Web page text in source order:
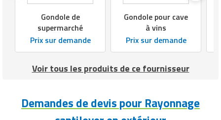
Ustensile de cuisine
Vaisselle restaurant
Vitrines réfrigérées
Gondole de
supermarché
Prix sur demande
Gondole pour cave
à vins
Prix sur demande
Voir tous les produits de ce fournisseur
Demandes de devis pour Rayonnage